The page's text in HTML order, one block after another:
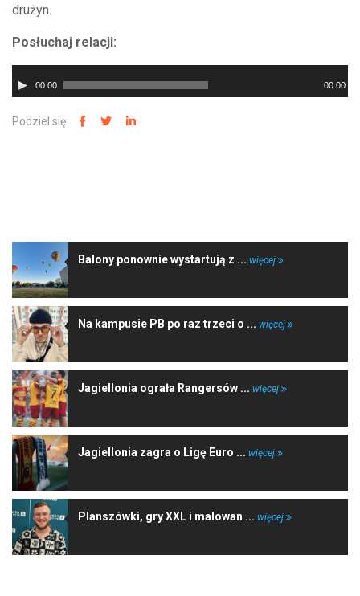
drużyn.
Posłuchaj relacji:
plików
dźwiękowych
00:00 00:00
Podziel się:
Balony ponownie wystartują z ... więcej
Na kampusie PB po raz trzeci o ... więcej
Jagiellonia ograła Rangersów ... więcej
Jagiellonia zagra o Ligę Euro ... więcej
Planszówki, gry XXL i malowan ... więcej